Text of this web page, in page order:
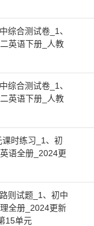
综合测试卷_1、
英语下册_人教
综合测试卷_1、
英语下册_人教
时练习_1、初
语全册_2024更
则试题_1、初中
全册_2024更新
15单元